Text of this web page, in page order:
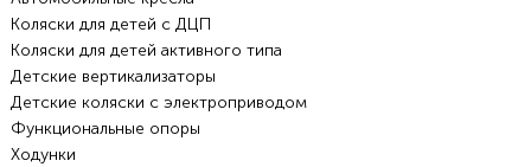
Коляски для детей с ДЦП
Коляски для детей активного типа
Детские вертикализаторы
Детские коляски с электроприводом
Функциональные опоры
Ходунки